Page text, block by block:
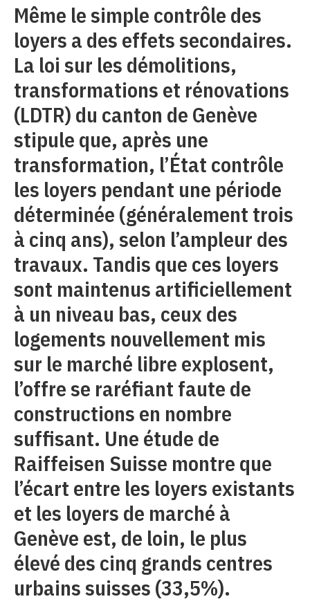
Même le simple contrôle des
loyers a des effets secondaires.
La loi sur les démolitions,
transformations et rénovations
(LDTR) du canton de Genève
stipule que, après une
transformation, l’État contrôle
les loyers pendant une période
déterminée (généralement trois
à cinq ans), selon l’ampleur des
travaux. Tandis que ces loyers
sont maintenus artificiellement
à un niveau bas, ceux des
logements nouvellement mis
sur le marché libre explosent,
l’offre se raréfiant faute de
constructions en nombre
suffisant. Une étude de
Raiffeisen Suisse montre que
l’écart entre les loyers existants
et les loyers de marché à
Genève est, de loin, le plus
élevé des cinq grands centres
urbains suisses (33,5%).